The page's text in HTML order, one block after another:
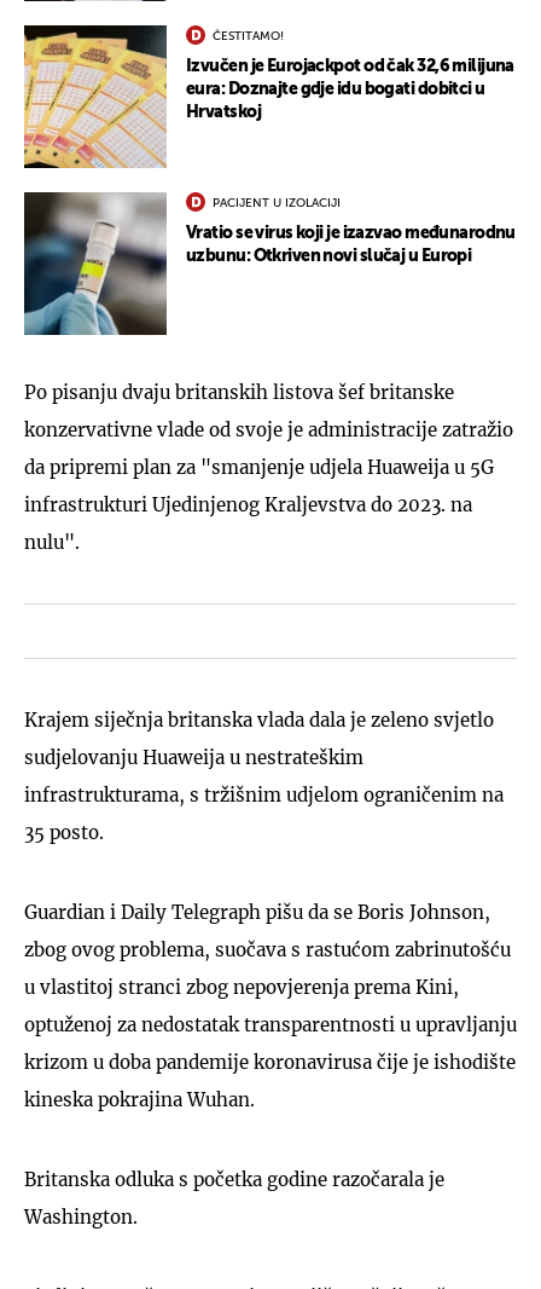
ČESTITAMO!
Izvučen je Eurojackpot od čak 32,6 milijuna
eura: Doznajte gdje idu bogati dobitci u
Hrvatskoj
PACIJENT U IZOLACIJI
Vratio se virus koji je izazvao međunarodnu
uzbunu: Otkriven novi slučaj u Europi
Po pisanju dvaju britanskih listova šef britanske
konzervativne vlade od svoje je administracije zatražio
da pripremi plan za "smanjenje udjela Huaweija u 5G
infrastrukturi Ujedinjenog Kraljevstva do 2023. na
nulu".
Krajem siječnja britanska vlada dala je zeleno svjetlo
sudjelovanju Huaweija u nestrateškim
infrastrukturama, s tržišnim udjelom ograničenim na
35 posto.
Guardian i Daily Telegraph pišu da se Boris Johnson,
zbog ovog problema, suočava s rastućom zabrinutošću
u vlastitoj stranci zbog nepovjerenja prema Kini,
optuženoj za nedostatak transparentnosti u upravljanju
krizom u doba pandemije koronavirusa čije je ishodište
kineska pokrajina Wuhan.
Britanska odluka s početka godine razočarala je
Washington.